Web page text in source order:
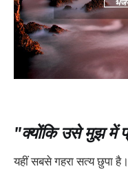
"क्योंकि उसे मुझ में
यहीं सबसे गहरा सत्य छुपा